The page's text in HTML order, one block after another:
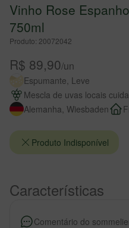
Vinho Rose
750ml
Produto: 20072042
R$ 89,90/un
Espumante, Leve
Mescla de uvas locais
Alemanha, Wiesbaden
Produto Indisponível
Características
Comentário do